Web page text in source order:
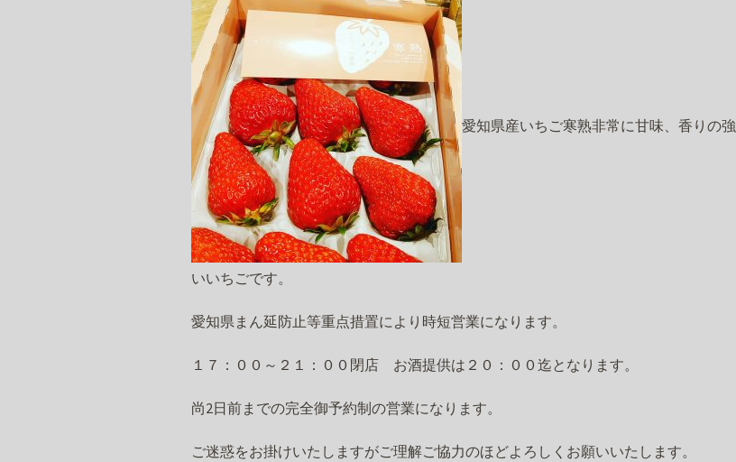
愛知県産いちご寒熟非常に甘味、香りの強
いいちごです。
愛知県まん延防止等重点措置により時短営業になります。
１７：００～２１：００閉店 お酒提供は２０：００迄となります。
尚2日前までの完全御予約制の営業になります。
ご迷惑をお掛けいたしますがご理解ご協力のほどよろしくお願いいたします。